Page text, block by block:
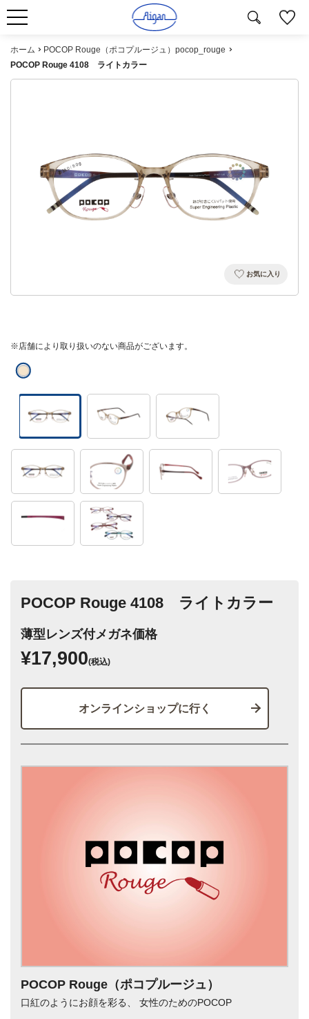
ホーム
POCOP Rouge（ポコプルージュ）pocop_rouge
POCOP Rouge 4108 ライトカラー
お気に入り
※店舗により取り扱いのない商品がございます。
POCOP Rouge 4108 ライトカラー
薄型レンズ付メガネ価格
¥17,900(税込)
オンラインショップに行く
POCOP Rouge（ポコプルージュ）
口紅のようにお顔を彩る、 女性のためのPOCOP